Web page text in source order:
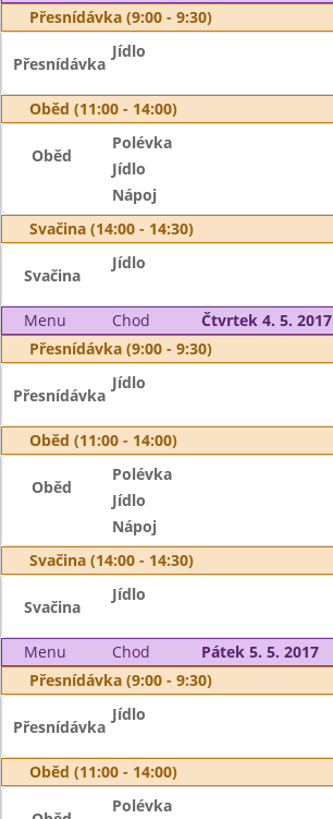
Přesnídávka (9:00 - 9:30)
Přesnídávka
Jídlo
Oběd (11:00 - 14:00)
Oběd
Polévka
Jídlo
Nápoj
Svačina (14:00 - 14:30)
Svačina
Jídlo
Menu Chod
Čtvrtek 4. 5. 2017
Přesnídávka (9:00 - 9:30)
Přesnídávka
Jídlo
Oběd (11:00 - 14:00)
Oběd
Polévka
Jídlo
Nápoj
Svačina (14:00 - 14:30)
Svačina
Jídlo
Menu Chod
Pátek 5. 5. 2017
Přesnídávka (9:00 - 9:30)
Přesnídávka
Jídlo
Oběd (11:00 - 14:00)
Polévka